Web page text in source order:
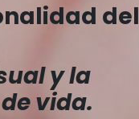
del
y la
vida.